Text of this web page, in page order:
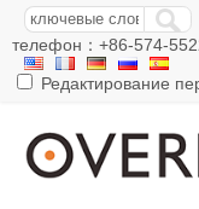
телефон：+86-574-
Редактирование